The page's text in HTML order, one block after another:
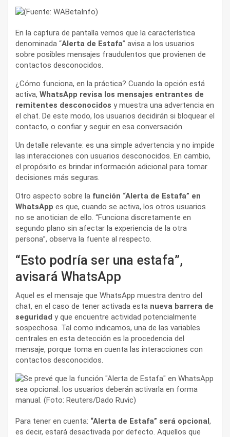
En la captura de pantalla vemos que la característica
denominada “Alerta de Estafa” avisa a los usuarios
sobre posibles mensajes fraudulentos que provienen de
contactos desconocidos.
¿Cómo funciona, en la práctica? Cuando la opción está
activa, WhatsApp revisa los mensajes entrantes de
remitentes desconocidos y muestra una advertencia en
el chat. De este modo, los usuarios decidirán si bloquear el
contacto, o confiar y seguir en esa conversación.
Un detalle relevante: es una simple advertencia y no impide
las interacciones con usuarios desconocidos. En cambio,
el propósito es brindar información adicional para tomar
decisiones más seguras.
Otro aspecto sobre la función “Alerta de Estafa” en
WhatsApp es que, cuando se activa, los otros usuarios
no se anotician de ello. “Funciona discretamente en
segundo plano sin afectar la experiencia de la otra
persona”, observa la fuente al respecto.
“Esto podría ser una estafa”,
avisará WhatsApp
Aquel es el mensaje que WhatsApp muestra dentro del
chat, en el caso de tener activada esta nueva barrera de
seguridad y que encuentre actividad potencialmente
sospechosa. Tal como indicamos, una de las variables
centrales en esta detección es la procedencia del
mensaje, porque toma en cuenta las interacciones con
contactos desconocidos.
Para tener en cuenta: “Alerta de Estafa” será opcional,
es decir, estará desactivada por defecto. Aquellos que